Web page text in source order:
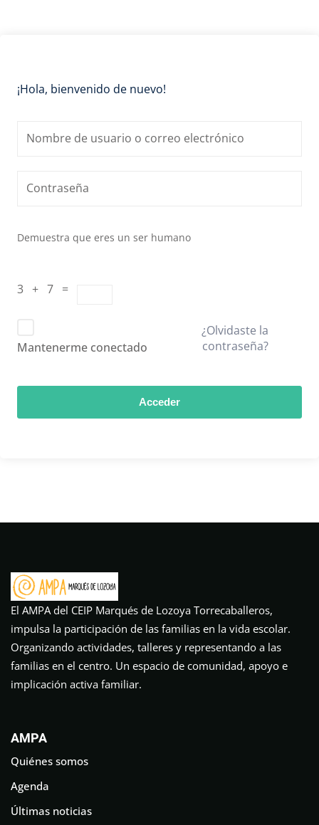
¡Hola, bienvenido de nuevo!
Demuestra que eres un ser humano
3 + 7 =
Mantenerme conectado
¿Olvidaste la
contraseña?
Acceder
El AMPA del CEIP Marqués de Lozoya Torrecaballeros,
impulsa la participación de las familias en la vida escolar.
Organizando actividades, talleres y representando a las
familias en el centro. Un espacio de comunidad, apoyo e
implicación activa familiar.
AMPA
Quiénes somos
Agenda
Últimas noticias